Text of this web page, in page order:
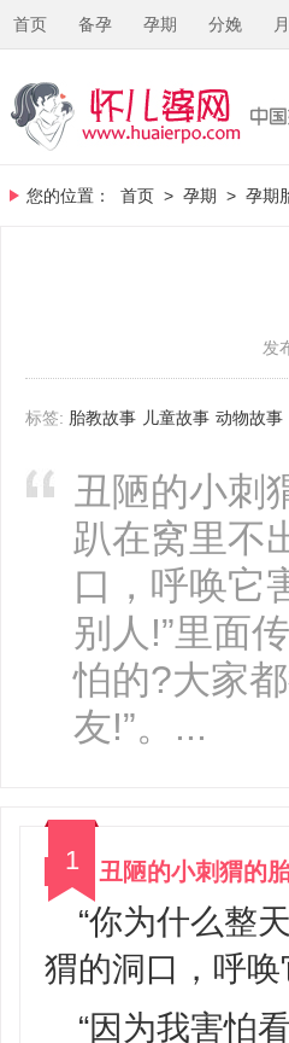
首页 备孕 孕期 分娩
您的位置： 首页 > 孕期 > 孕期
发
标签: 胎教故事 儿童故事 动物故事
丑陋的小刺
趴在窝里不
口，呼唤它
别人!”里面
怕的?大家
友!”。...
1 丑陋的小刺猬的
“你为什么整
猬的洞口，呼
“因为我害怕